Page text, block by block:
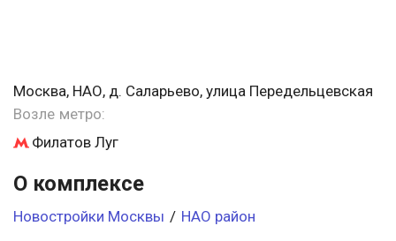
Москва, НАО, д. Саларьево, улица Передельцевская
Возле метро:
Филатов Луг
О комплексе
Новостройки Москвы / НАО район